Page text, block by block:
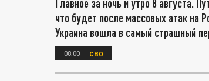
Главное за ночь и утро 8 августа.
что будет после массовых атак на
Украина вошла в самый страшный
08:00 СВО